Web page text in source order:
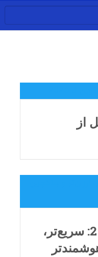
از
راهکار بلاکچین لایه 2: سریع‌تر،